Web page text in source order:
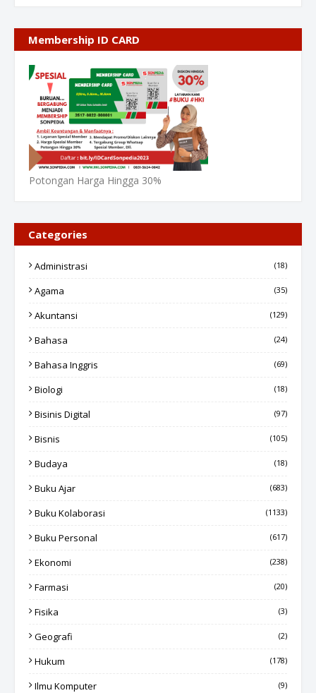
Membership ID CARD
Potongan Harga Hingga 30%
Categories
Administrasi (18)
Agama (35)
Akuntansi (129)
Bahasa (24)
Bahasa Inggris (69)
Biologi (18)
Bisinis Digital (97)
Bisnis (105)
Budaya (18)
Buku Ajar (683)
Buku Kolaborasi (1133)
Buku Personal (617)
Ekonomi (238)
Farmasi (20)
Fisika (3)
Geografi (2)
Hukum (178)
Ilmu Komputer (9)